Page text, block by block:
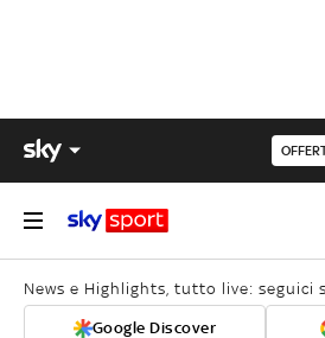
News e Highlights, tutto live: seguici
Google Discover